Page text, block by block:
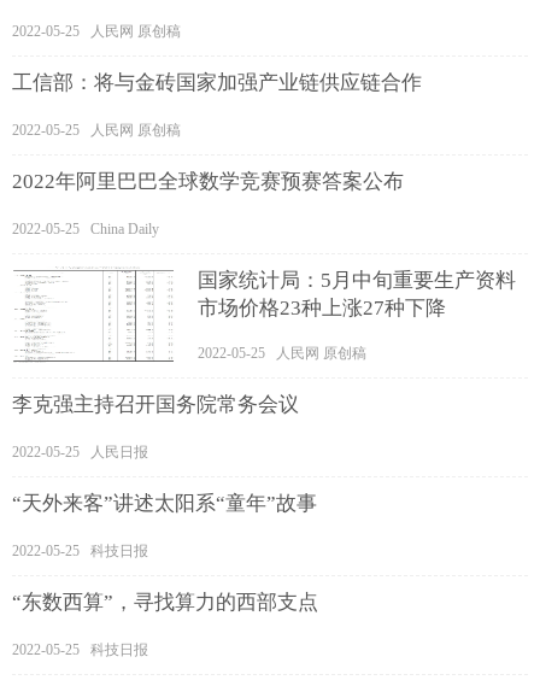
2022-05-25 人民网 原创稿
工信部：将与金砖国家加强产业链供应链合作
2022-05-25 人民网 原创稿
2022年阿里巴巴全球数学竞赛预赛答案公布
2022-05-25 China Daily
国家统计局：5月中旬重要生产资料
市场价格23种上涨27种下降
2022-05-25 人民网 原创稿
李克强主持召开国务院常务会议
2022-05-25 人民日报
“天外来客”讲述太阳系“童年”故事
2022-05-25 科技日报
“东数西算”，寻找算力的西部支点
2022-05-25 科技日报